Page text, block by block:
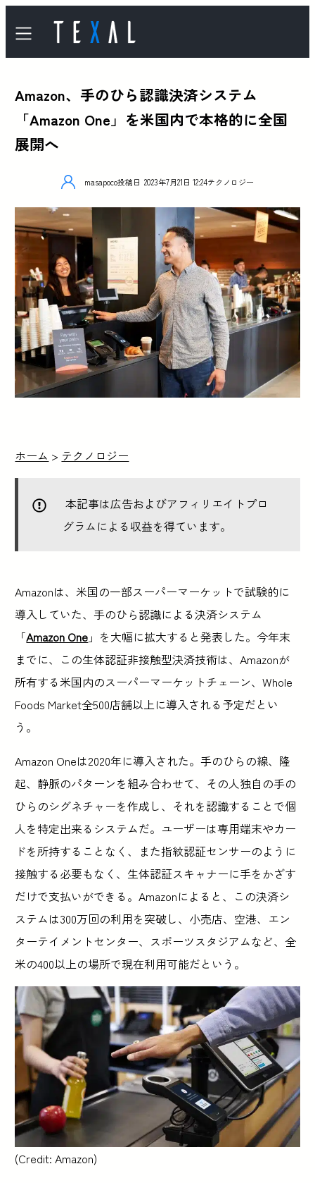
Amazon、手のひら認識決済システム
「Amazon One」を米国内で本格的に全国
展開へ
masapoco投稿日 2023年7月21日 12:24テクノロジー
ホーム > テクノロジー
本記事は広告およびアフィリエイトプロ
グラムによる収益を得ています。
Amazonは、米国の一部スーパーマーケットで試験的に
導入していた、手のひら認識による決済システム
「Amazon One 」を大幅に拡大すると発表した。今年末
までに、この生体認証非接触型決済技術は、Amazonが
所有する米国内のスーパーマーケットチェーン、Whole
Foods Market全500店舗以上に導入される予定だとい
う。
Amazon Oneは2020年に導入された。手のひらの線、隆
起、静脈のパターンを組み合わせて、その人独自の手の
ひらのシグネチャーを作成し、それを認識することで個
人を特定出来るシステムだ。ユーザーは専用端末やカー
ドを所持することなく、また指紋認証センサーのように
接触する必要もなく、生体認証スキャナーに手をかざす
だけで支払いができる。Amazonによると、この決済シ
ステムは300万回の利用を突破し、小売店、空港、エン
ターテイメントセンター、スポーツスタジアムなど、全
米の400以上の場所で現在利用可能だという。
(Credit: Amazon)